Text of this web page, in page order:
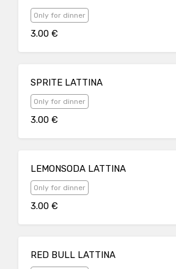
Only for dinner
3.00 €
SPRITE LATTINA
Only for dinner
3.00 €
LEMONSODA LATTINA
Only for dinner
3.00 €
RED BULL LATTINA